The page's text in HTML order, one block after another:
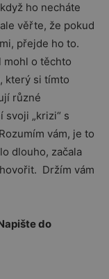
ho necháte
věřte, že pokud
přejde ho to.
mohl o těchto
který si tímto
různé
svoji „krizi“ s
vám, je to
dlouho, začala
Držím vám
do